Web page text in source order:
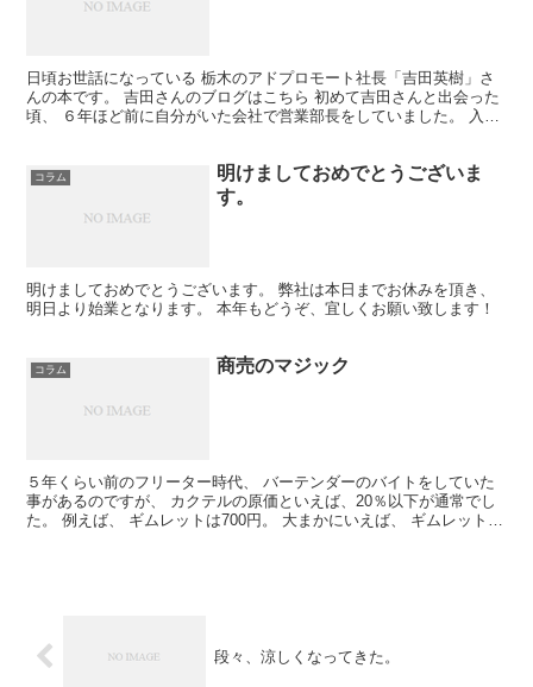
日頃お世話になっている 栃木のアドプロモート社長「吉田英樹」さ
んの本です。 吉田さんのブログはこちら 初めて吉田さんと出会った
頃、 ６年ほど前に自分がいた会社で営業部長をしていました。 入社
コラム
明けましておめでとうございま
す。
明けましておめでとうございます。 弊社は本日までお休みを頂き、
明日より始業となります。 本年もどうぞ、宜しくお願い致します！
コラム 商売のマジック
５年くらい前のフリーター時代、 バーテンダーのバイトをしていた
事があるのですが、 カクテルの原価といえば、20％以下が通常でし
た。 例えば、 ギムレットは700円。 大まかにいえば、 ギムレット
段々、涼しくなってきた。